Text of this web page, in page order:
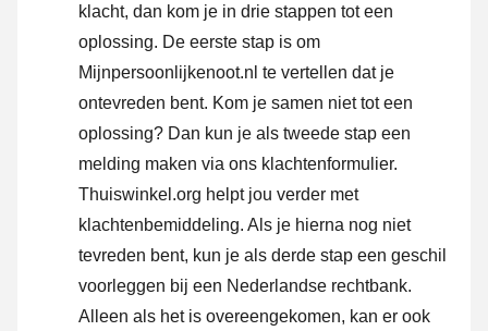
klacht, dan kom je in drie stappen tot een
oplossing. De eerste stap is om
Mijnpersoonlijkenoot.nl te vertellen dat je
ontevreden bent. Kom je samen niet tot een
oplossing? Dan kun je als tweede stap een
melding maken via ons klachtenformulier.
Thuiswinkel.org helpt jou verder met
klachtenbemiddeling. Als je hierna nog niet
tevreden bent, kun je als derde stap een geschil
voorleggen bij een Nederlandse rechtbank.
Alleen als het is overeengekomen, kan er ook